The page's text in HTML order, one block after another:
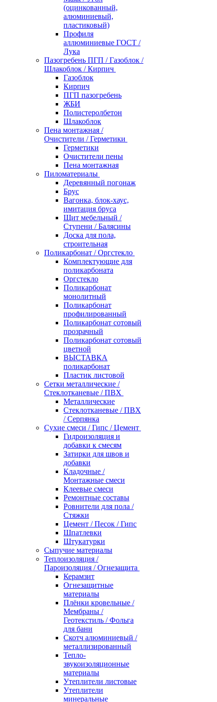
(оцинкованный,
алюминиевый,
пластиковый)
Профиля
аллюминиевые ГОСТ /
Лука
Пазогребень ПГП / Газоблок /
Шлакоблок / Кирпич
Газоблок
Кирпич
ПГП пазогребень
ЖБИ
Полистеролбетон
Шлакоблок
Пена монтажная /
Очистители / Герметики
Герметики
Очистители пены
Пена монтажная
Пиломатериалы
Деревянный погонаж
Брус
Вагонка, блок-хаус,
имитация бруса
Щит мебельный /
Ступени / Балясины
Доска для пола,
строительная
Поликарбонат / Оргстекло
Комплектующие для
поликарбоната
Оргстекло
Поликарбонат
монолитный
Поликарбонат
профилированный
Поликарбонат сотовый
прозрачный
Поликарбонат сотовый
цветной
ВЫСТАВКА
поликарбонат
Пластик листовой
Сетки металлические /
Стеклотканевые / ПВХ
Металлические
Стеклотканевые / ПВХ
/ Серпянка
Сухие смеси / Гипс / Цемент
Гидроизоляция и
добавки к смесям
Затирки для швов и
добавки
Кладочные /
Монтажные смеси
Клеевые смеси
Ремонтные составы
Ровнители для пола /
Стяжки
Цемент / Песок / Гипс
Шпатлевки
Штукатурки
Сыпучие материалы
Теплоизоляция /
Пароизоляция / Огнезащита
Керамзит
Огнезащитные
материалы
Плёнки кровельные /
Мембраны /
Геотекстиль / Фольга
для бани
Скотч алюминиевый /
металлизированный
Тепло-
звукоизоляционные
материалы
Утеплители листовые
Утеплители
минеральные